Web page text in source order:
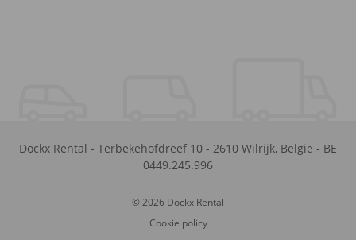
Dockx Rental - Terbekehofdreef 10 - 2610 Wilrijk, België - BE
0449.245.996
© 2026 Dockx Rental
Cookie policy